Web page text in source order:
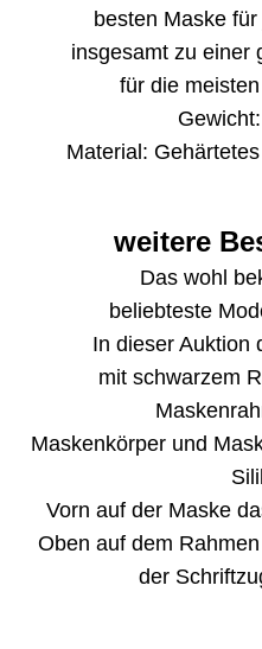
besten Maske
insgesamt zu einer
für die
Material:
weitere
Das wohl
beliebteste
In dieser Auktion
mit schwarzem
Maskenkörper und
Vorn auf der Maske
Oben auf dem Rahmen
der